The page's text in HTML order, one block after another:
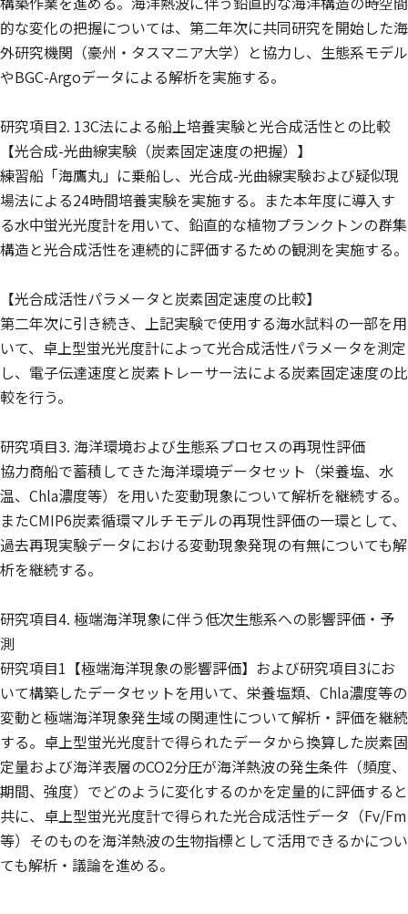
的な変化の把握については、第二年次に共同研究を開始した海
外研究機関（豪州・タスマニア大学）と協力し、生態系モデル
やBGC-Argoデータによる解析を実施する。
研究項目2. 13C法による船上培養実験と光合成活性との比較
【光合成-光曲線実験（炭素固定速度の把握）】
練習船「海鷹丸」に乗船し、光合成-光曲線実験および疑似現
場法による24時間培養実験を実施する。また本年度に導入す
る水中蛍光光度計を用いて、鉛直的な植物プランクトンの群集
構造と光合成活性を連続的に評価するための観測を実施する。
【光合成活性パラメータと炭素固定速度の比較】
第二年次に引き続き、上記実験で使用する海水試料の一部を用
いて、卓上型蛍光光度計によって光合成活性パラメータを測定
し、電子伝達速度と炭素トレーサー法による炭素固定速度の比
較を行う。
研究項目3. 海洋環境および生態系プロセスの再現性評価
協力商船で蓄積してきた海洋環境データセット（栄養塩、水
温、Chla濃度等）を用いた変動現象について解析を継続する。
またCMIP6炭素循環マルチモデルの再現性評価の一環として、
過去再現実験データにおける変動現象発現の有無についても解
析を継続する。
研究項目4. 極端海洋現象に伴う低次生態系への影響評価・予
測
研究項目1【極端海洋現象の影響評価】および研究項目3にお
いて構築したデータセットを用いて、栄養塩類、Chla濃度等の
変動と極端海洋現象発生域の関連性について解析・評価を継続
する。卓上型蛍光光度計で得られたデータから換算した炭素固
定量および海洋表層のCO2分圧が海洋熱波の発生条件（頻度、
期間、強度）でどのように変化するのかを定量的に評価すると
共に、卓上型蛍光光度計で得られた光合成活性データ（Fv/Fm
等）そのものを海洋熱波の生物指標として活用できるかについ
ても解析・議論を進める。